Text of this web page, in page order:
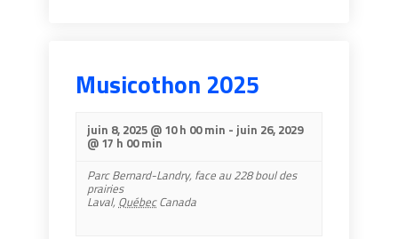
Musicothon 2025
juin 8, 2025 @ 10 h 00 min - juin 26, 2029
@ 17 h 00 min
Parc Bernard-Landry, face au 228 boul des
prairies
Laval, Québec Canada